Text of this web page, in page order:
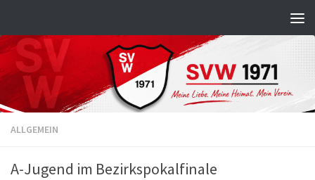
ALLGEMEIN
A-Jugend im Bezirkspokalfinale